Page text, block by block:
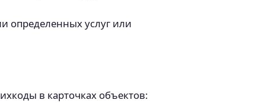
определенных услуг или
в карточках объектов: